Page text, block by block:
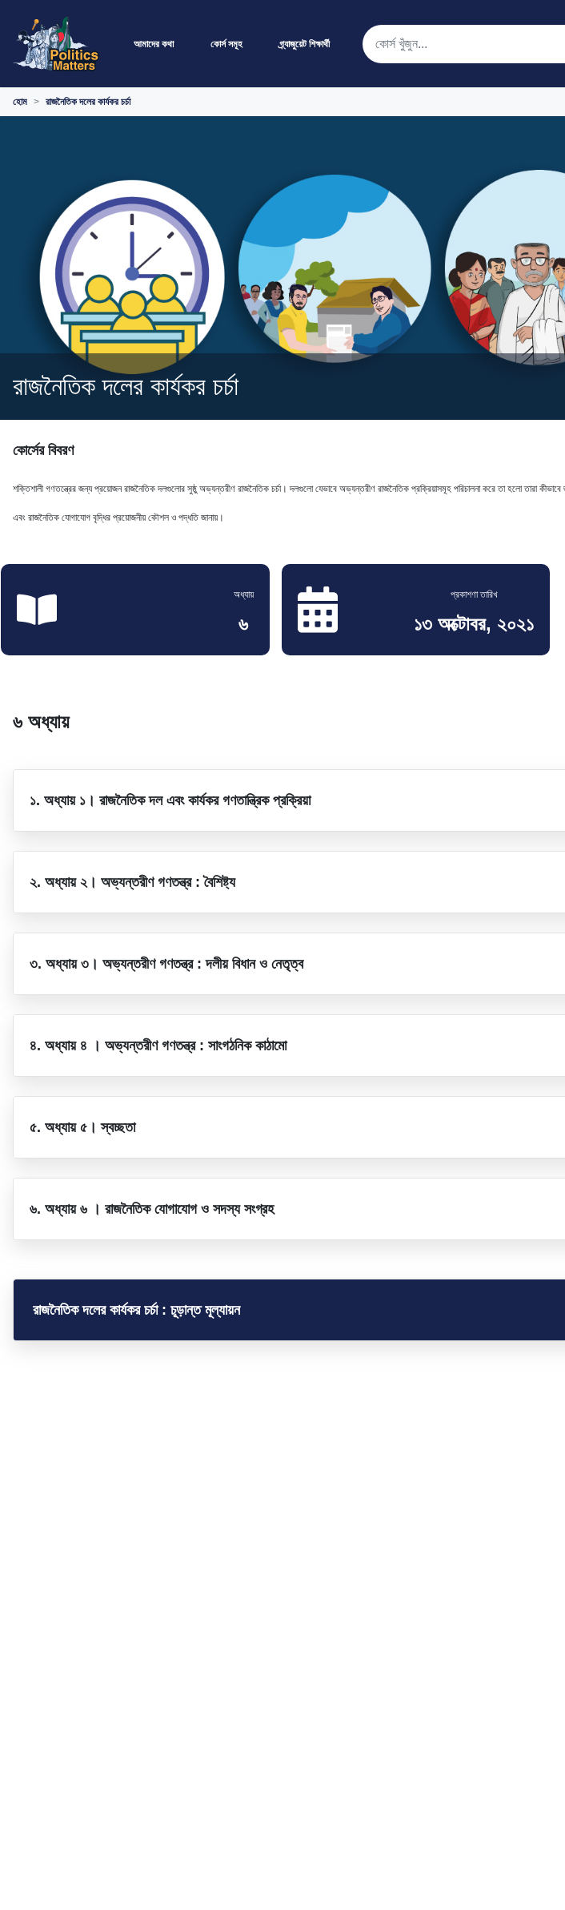
আমাদের কথা কোর্স সমূহ গ্র্যাজুয়েট শিক্ষার্থী
হোম রাজনৈতিক দলের কার্যকর চর্চা
রাজনৈতিক দলের কার্যকর চর্চা
কোর্সের বিবরণ
শক্তিশালী গণতন্ত্রের জন্য প্রয়োজন রাজনৈতিক দলগুলোর সুষ্ঠু অভ্যন্তরীণ রাজনৈতিক চর্চা। দলগুলো যেভাবে অভ্যন্তরীণ রাজনৈতিক প্রক্রিয়াসমূহ পরিচালনা করে তা হলো তারা
এবং রাজনৈতিক যোগাযোগ বৃদ্ধির প্রয়োজনীয় কৌশল ও পদ্ধতি জানায়।
অধ্যায়
৬
প্রকাশণা তারিখ
১৩ অক্টোবর, ২০২১
৬ অধ্যায়
১. অধ্যায় ১। রাজনৈতিক দল এবং কার্যকর গণতান্ত্রিক প্রক্রিয়া
২. অধ্যায় ২। অভ্যন্তরীণ গণতন্ত্র : বৈশিষ্ট্য
৩. অধ্যায় ৩। অভ্যন্তরীণ গণতন্ত্র : দলীয় বিধান ও নেতৃত্ব
৪. অধ্যায় ৪ । অভ্যন্তরীণ গণতন্ত্র : সাংগঠনিক কাঠামো
৫. অধ্যায় ৫। স্বচ্ছতা
৬. অধ্যায় ৬ । রাজনৈতিক যোগাযোগ ও সদস্য সংগ্রহ
রাজনৈতিক দলের কার্যকর চর্চা : চূড়ান্ত মূল্যায়ন